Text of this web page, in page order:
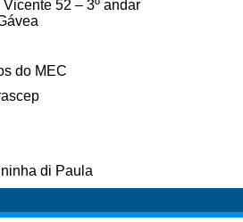
52 – 3º andar
do MEC
di Paula